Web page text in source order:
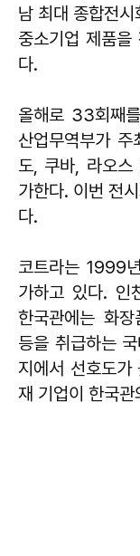
남 최대 종합전
중소기업 제품을
다.
올해로 33회째
산업무역부가
도, 쿠바, 라오
가한다. 이번 전
다.
코트라는 1999
가하고 있다. 인
한국관에는 화장
등을 취급하는
지에서 선호도가
재 기업이 한국